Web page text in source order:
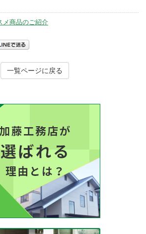
メ商品のご紹介
一覧ページに戻る